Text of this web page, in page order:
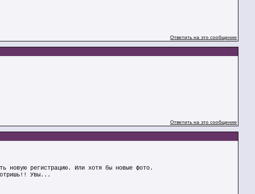
Ответить на это сообщение
Ответить на это сообщение
новую регистрацию. Или хотя бы новые фото.
Увы...